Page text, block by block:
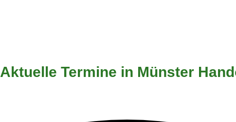
Aktuelle Termine in Münster